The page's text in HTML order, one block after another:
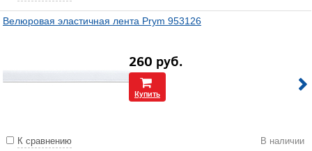
Велюровая эластичная лента Prym 953126
260 руб.
Купить
К сравнению В наличии